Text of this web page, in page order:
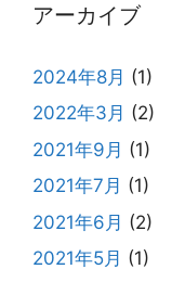
アーカイブ
2024年8月 (1)
2022年3月 (2)
2021年9月 (1)
2021年7月 (1)
2021年6月 (2)
2021年5月 (1)